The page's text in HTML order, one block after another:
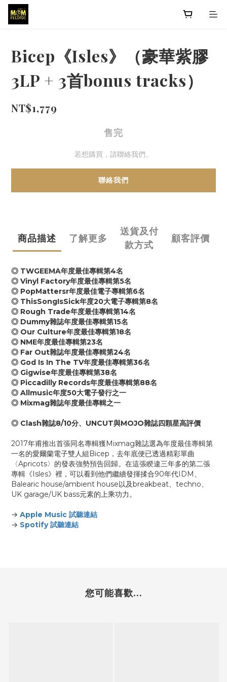
Bicep《Isles》（豪華紫膠
3LP + 3首bonus tracks）
NT$1,779
售完
若想購買，請聯絡我們。
聯絡我們
商品描述 了解更多
送貨及付
款方式
顧客評價
◎ TWGEEMA年度最佳專輯第4名
◎ Vinyl Factory年度最佳專輯第5名
◎ PopMattersr年度最佳電子專輯第6名
◎ ThisSongIsSick年度20大電子專輯第8名
◎ Rough Trade年度最佳專輯第14名
◎ Dummy雜誌年度最佳專輯第15名
◎ Our Culture年度最佳專輯第18名
◎ NME年度最佳專輯第23名
◎ Far Out雜誌年度最佳專輯第24名
◎ God Is In The TV年度最佳專輯第36名
◎ Gigwise年度最佳專輯第38名
◎ Piccadilly Records年度最佳專輯第88名
◎ Allmusic年度50大電子發行之一
◎ Mixmag雜誌年度最佳專輯之一
◎ Clash雜誌8/10分、UNCUT與MOJO雜誌四顆星高評價
2017年甫推出首張同名專輯獲Mixmag雜誌選為年度最佳專輯第
一名的愛爾蘭電子雙人組Bicep，去年底便已透過精彩單曲
〈Apricots〉的發表強勢預告回歸。在這張睽違三年多的第二張
專輯《Isles》裡，可以看到他們繼續發揮揉合90年代IDM、
Balearic house/ambient house以及breakbeat、techno、
UK garage/UK bass元素的上乘功力。
→ Apple Music 試聽連結
→ Spotify 試聽連結
您可能喜歡...